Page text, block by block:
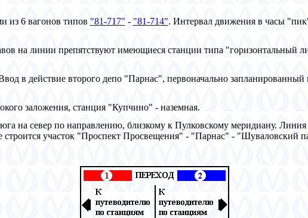
из 6 вагонов типов "81-717" - "81-714". Интервал движения в часы
на линии препятствуют имеющиеся станции типа "горизонтальный
в действие второго депо "Парнас", первоначально запланированный
заложения, станция "Купчино" - наземная.
юга на север по направлению, близкому к Пулковскому меридиану.
участок "Проспект Просвещения" - "Парнас" - "Шуваловский